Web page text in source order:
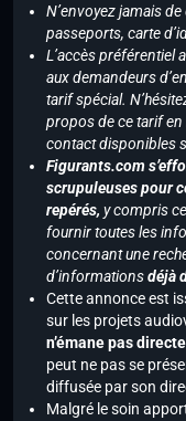
N’envoyez jamais
passeports, carte
L’accès préférentiel
aux demandeurs
tarif spécial.
propos de ce tarif
contact disponibles
Figurants.com
scrupuleuses pour
repérés, y compris
fournir toutes les
concernant une
d’informationsdéjà
Cette annonce est
sur les projets
n’émane pas
peut ne pas se
diffusée par son
Malgré le soin